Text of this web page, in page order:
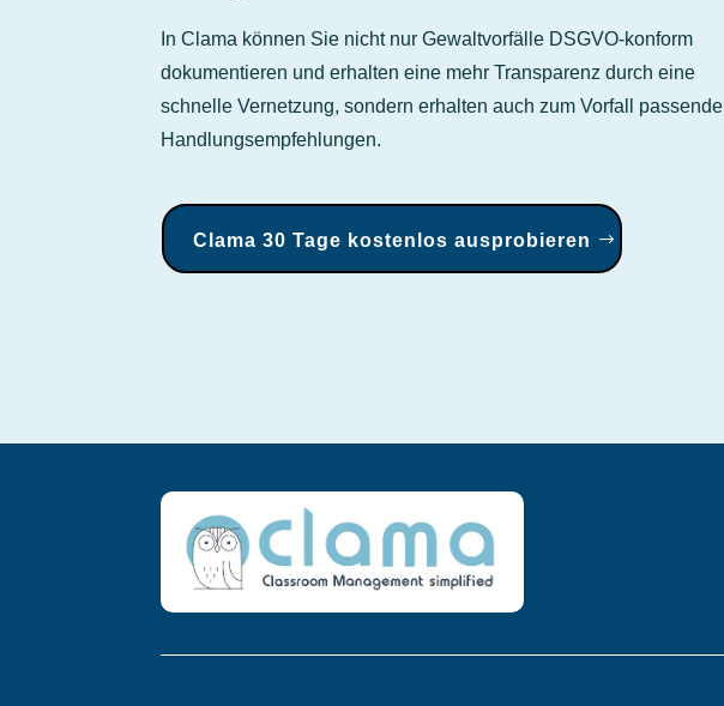
In Clama können Sie nicht nur Gewaltvorfälle DSGVO-konform
dokumentieren und erhalten eine mehr Transparenz durch eine
schnelle Vernetzung, sondern erhalten auch zum Vorfall passende
Handlungsempfehlungen.
Clama 30 Tage kostenlos ausprobieren